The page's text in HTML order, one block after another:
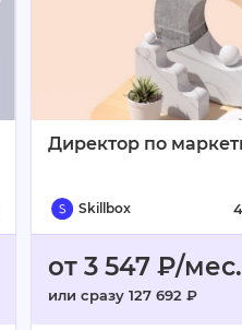
Директор по
Skillbox
от 3 547 ₽/мес.
или сразу 127 692 ₽